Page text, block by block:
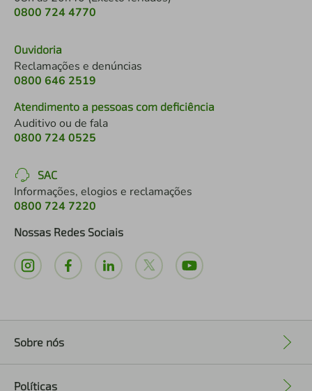
0800 724 4770
Ouvidoria
Reclamações e denúncias
0800 646 2519
Atendimento a pessoas com deficiência
Auditivo ou de fala
0800 724 0525
SAC
Informações, elogios e reclamações
0800 724 7220
Nossas Redes Sociais
Sobre nós
Políticas